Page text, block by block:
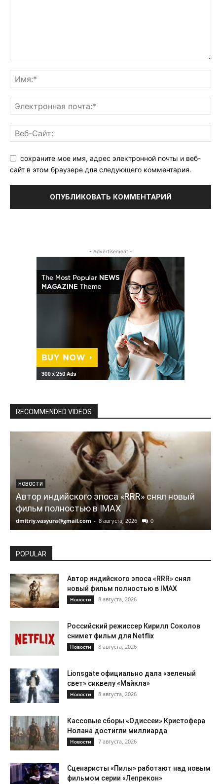
сохраните мое имя, адрес электронной почты и веб-
сайт в этом браузере для следующего комментария.
- Advertisement -
RECOMMENDED VIDEOS
НОВОСТИ
Автор индийского эпоса «RRR» снял новый
фильм полностью в IMAX
dmitriy.vasyura@gmail.com - 8 августа, 2026 0
POPULAR
Автор индийского эпоса «RRR» снял
новый фильм полностью в IMAX
Новости 8 августа, 2026
Российский режиссер Кирилл Соколов
снимет фильм для Netflix
Новости 8 августа, 2026
Lionsgate официально дала «зеленый
свет» сиквелу «Майкла»
Новости 8 августа, 2026
Кассовые сборы «Одиссеи» Кристофера
Нолана достигли миллиарда
Новости 7 августа, 2026
Сценаристы «Пилы» работают над новым
фильмом серии «Лепрекон»